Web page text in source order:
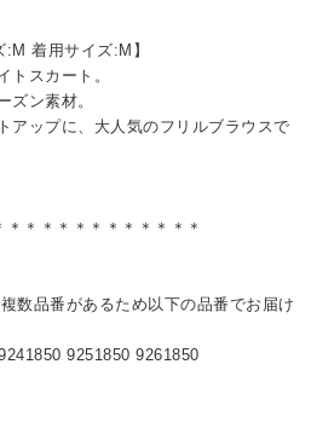
着用サイズ:M】
トスカート。
ズン素材。
アップに、大人気のフリルブラウスで
＊＊＊＊＊＊＊＊＊＊＊
数品番があるため以下の品番でお届け
9251850 9261850